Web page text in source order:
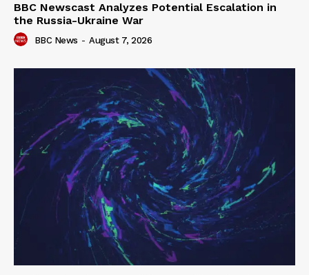
BBC Newscast Analyzes Potential Escalation in
the Russia-Ukraine War
BBC News - August 7, 2026